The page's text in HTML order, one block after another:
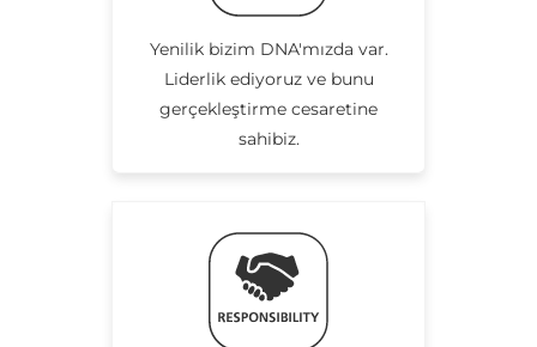
Yenilik bizim DNA'mızda var.
Liderlik ediyoruz ve bunu
gerçekleştirme cesaretine
sahibiz.